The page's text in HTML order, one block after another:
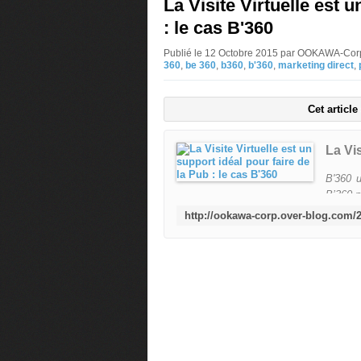
La Visite Virtuelle est
: le cas B'360
Publié le 12 Octobre 2015 par OOKAWA-
360, be 360, b360, b'360, marketing direct,
Cet
B'360
B’360